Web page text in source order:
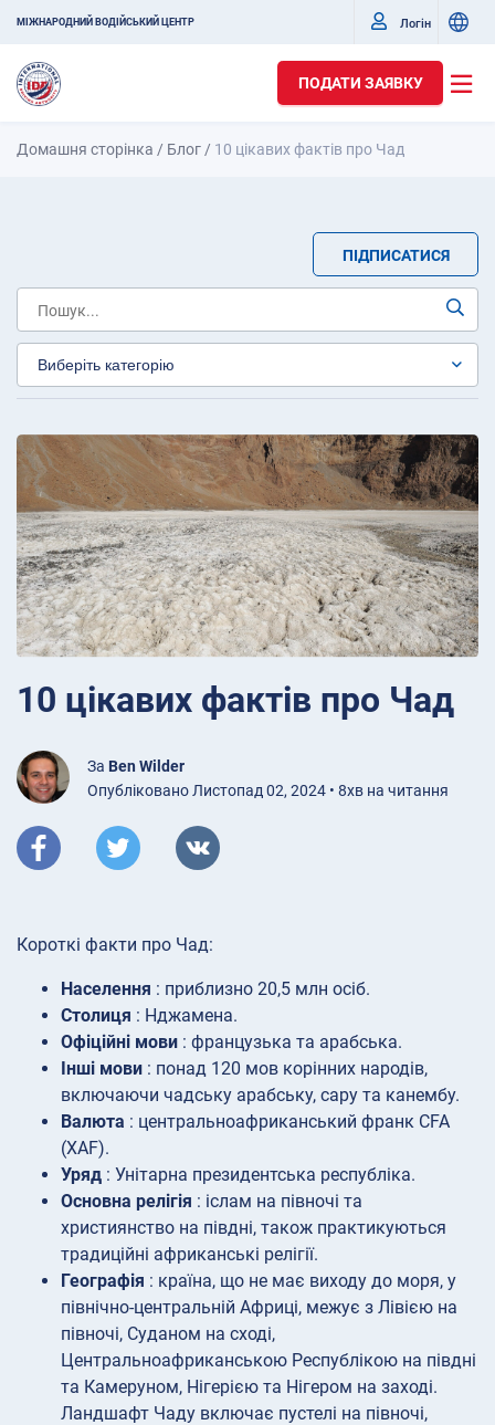
МІЖНАРОДНИЙ ВОДІЙСЬКИЙ ЦЕНТР Логін
ПОДАТИ ЗАЯВКУ
Домашня сторінка / Блог / 10 цікавих фактів про Чад
ПІДПИСАТИСЯ
10 цікавих фактів про Чад
За Ben Wilder
Опубліковано Листопад 02, 2024 • 8хв на читання
Короткі факти про Чад:
Населення : приблизно 20,5 млн осіб.
Столиця : Нджамена.
Офіційні мови : французька та арабська.
Інші мови : понад 120 мов корінних народів,
включаючи чадську арабську, сару та канембу.
Валюта : центральноафриканський франк CFA
(XAF).
Уряд : Унітарна президентська республіка.
Основна релігія : іслам на півночі та
християнство на півдні, також практикуються
традиційні африканські релігії.
Географія : країна, що не має виходу до моря, у
північно-центральній Африці, межує з Лівією на
півночі, Суданом на сході,
Центральноафриканською Республікою на півдні
та Камеруном, Нігерією та Нігером на заході.
Ландшафт Чаду включає пустелі на півночі,